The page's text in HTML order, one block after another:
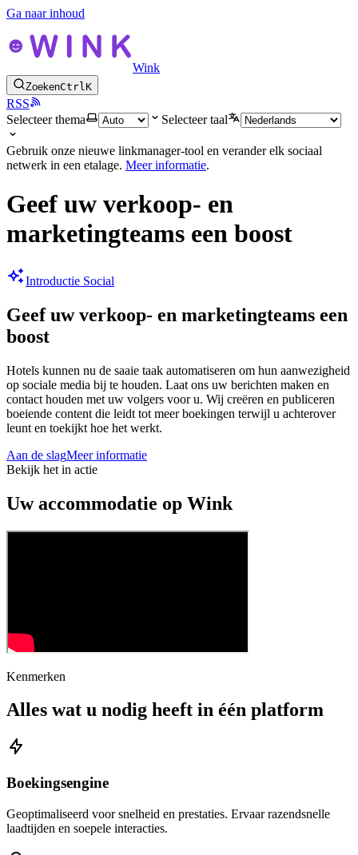
Ga naar inhoud
Wink
ZoekenCtrlK
RSS
Selecteer thema
Selecteer taal
Gebruik onze nieuwe linkmanager-tool en verander elk sociaal
netwerk in een etalage. Meer informatie.
Geef uw verkoop- en
marketingteams een boost
Introductie Social
Geef uw verkoop- en marketingteams een
boost
Hotels kunnen nu de saaie taak automatiseren om hun aanwezigheid
op sociale media bij te houden. Laat ons uw berichten maken en
contact houden met uw volgers voor u. Wij creëren en publiceren
boeiende content die leidt tot meer boekingen terwijl u achterover
leunt en toekijkt hoe het werkt.
Aan de slagMeer informatie
Bekijk het in actie
Uw accommodatie op Wink
Kenmerken
Alles wat u nodig heeft in één platform
Boekingsengine
Geoptimaliseerd voor snelheid en prestaties. Ervaar razendsnelle
laadtijden en soepele interacties.